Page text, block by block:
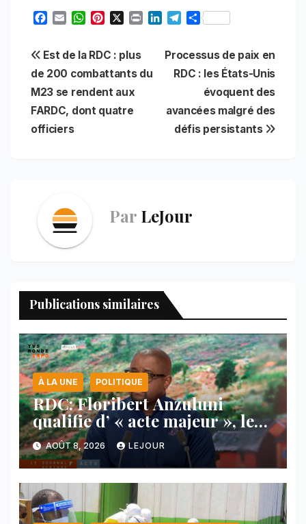
e
b
o
o
k
i
l
W
t
s
A
p
p
t
e
r
e
s
t
k
n
e
g
m
S
r
e
Navigation
de
l’article
Processus de paix en
RDC : les États-Unis
évoquent des
avancées malgré des
défis persistants
Est de la RDC : plus
de 200 combattants du
M23 se rendent aux
FARDC, dont quatre
officiers
Par LeJour
Publications similaires
À LA UNE POLITIQUE
RDC: Floribert Anzuluni
qualifie d’ « acte majeur », le
protocole de désarmement des
FDLR
AOÛT 8, 2026 LEJOUR